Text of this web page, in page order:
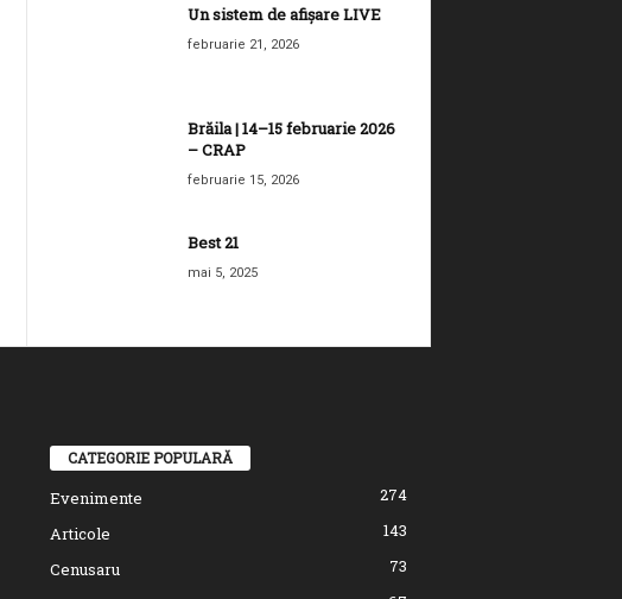
Un sistem de afișare LIVE
februarie 21, 2026
Brăila | 14–15 februarie 2026
– CRAP
februarie 15, 2026
Best 21
mai 5, 2025
CATEGORIE POPULARĂ
Evenimente
274
Articole
143
Cenusaru
73